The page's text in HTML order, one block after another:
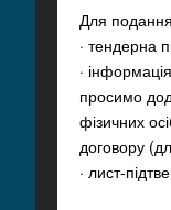
Для подання
· тендерна
·
просимо
фізичних
договору
· лист-